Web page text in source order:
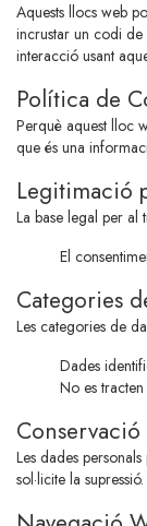
Aquests llocs web
incrustar un codi de
interacció usant
Política de
Perquè aquest lloc
que és una
Legitimació
La base legal per al
El
Categories
Les categories de
Dades
No es
Les dades
sol·licite la supressió.